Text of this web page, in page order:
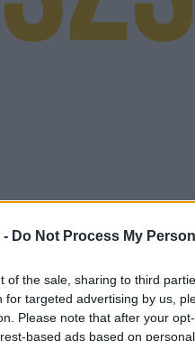
- Do Not Process My
of the sale, sharing to third
for targeted advertising by us,
Please note that after your
based ads based on